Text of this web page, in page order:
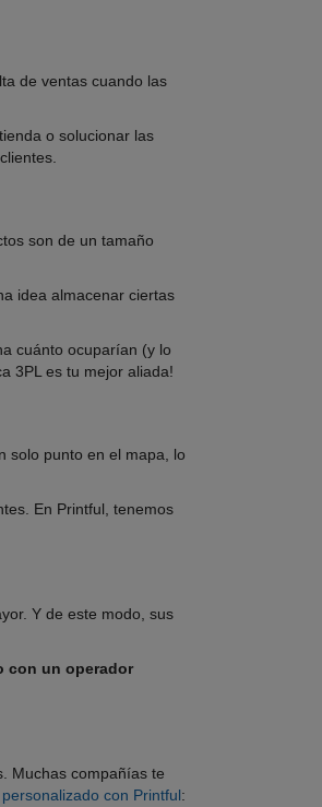
de ventas cuando las
o solucionar las
son de un tamaño
idea almacenar ciertas
cuánto ocuparían (y lo
3PL es tu mejor aliada!
solo punto en el mapa, lo
En Printful, tenemos
Y de este modo, sus
con un operador
Muchas compañías te
con Printful: